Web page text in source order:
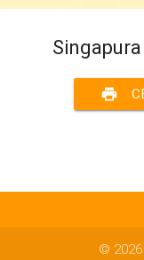
print
© 2026